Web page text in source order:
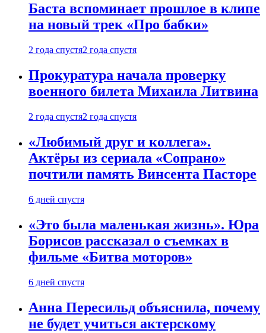
Баста вспоминает прошлое в клипе
на новый трек «Про бабки»
2 года спустя2 года спустя
Прокуратура начала проверку
военного билета Михаила Литвина
2 года спустя2 года спустя
«Любимый друг и коллега».
Актёры из сериала «Сопрано»
почтили память Винсента Пасторе
6 дней спустя
«Это была маленькая жизнь». Юра
Борисов рассказал о съемках в
фильме «Битва моторов»
6 дней спустя
Анна Пересильд объяснила, почему
не будет учиться актерскому